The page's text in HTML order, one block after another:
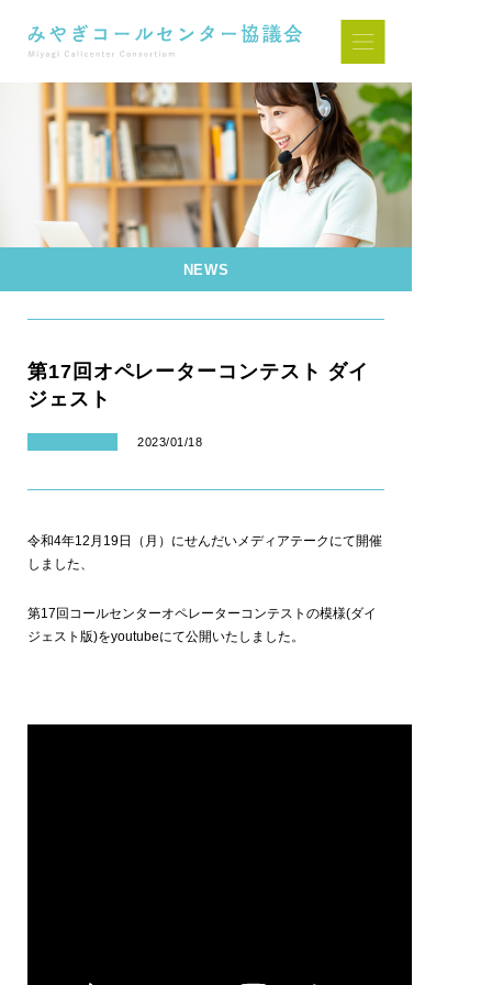
NEWS
第17回オペレーターコンテスト ダイ
ジェスト
2023/01/18
令和4年12月19日（月）にせんだいメディアテークにて開催
しました、
第17回コールセンターオペレーターコンテストの模様(ダイ
ジェスト版)をyoutubeにて公開いたしました。